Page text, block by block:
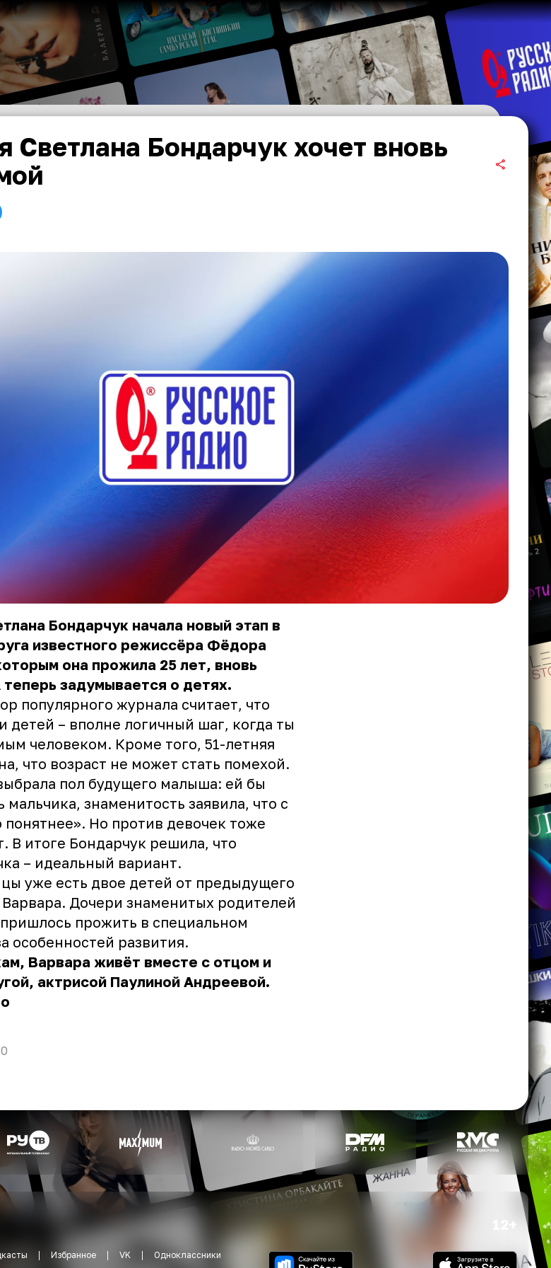
Светлана Бондарчук хочет вновь
Бондарчук начала новый этап в
известного режиссёра Фёдора
она прожила 25 лет, вновь
задумывается о детях.
популярного журнала считает, что
детей – вполне логичный шаг, когда ты
человеком. Кроме того, 51-летняя
что возраст не может стать помехой.
пол будущего малыша: ей бы
мальчика, знаменитость заявила, что с
понятнее». Но против девочек тоже
В итоге Бондарчук решила, что
– идеальный вариант.
уже есть двое детей от предыдущего
Дочери знаменитых родителей
прожить в специальном
особенностей развития.
Варвара живёт вместе с отцом и
актрисой Паулиной Андреевой.
12+
Избранное VK Одноклассники